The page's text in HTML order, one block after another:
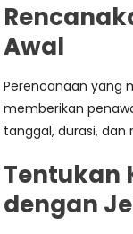
Awal
Perencanaan yang
memberikan
tanggal, durasi,
Tentukan
dengan